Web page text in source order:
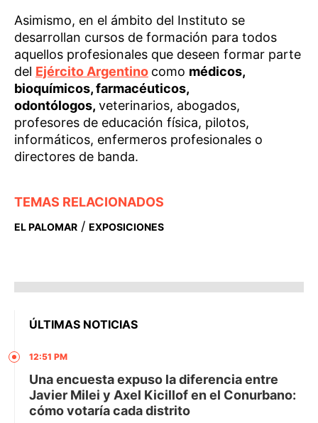
Asimismo, en el ámbito del Instituto se
desarrollan cursos de formación para todos
aquellos profesionales que deseen formar parte
del Ejército Argentino como médicos,
bioquímicos, farmacéuticos,
odontólogos, veterinarios, abogados,
profesores de educación física, pilotos,
informáticos, enfermeros profesionales o
directores de banda.
TEMAS RELACIONADOS
EL PALOMAR / EXPOSICIONES
ÚLTIMAS NOTICIAS
12:51 PM
Una encuesta expuso la diferencia entre
Javier Milei y Axel Kicillof en el Conurbano:
cómo votaría cada distrito